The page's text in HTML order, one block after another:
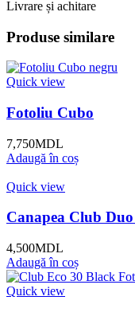
Livrare și achitare
Produse similare
Quick view
Fotoliu Cubo
7,750MDL
Adaugă în coș
Quick view
Canapea Club
4,500MDL
Adaugă în coș
Quick view